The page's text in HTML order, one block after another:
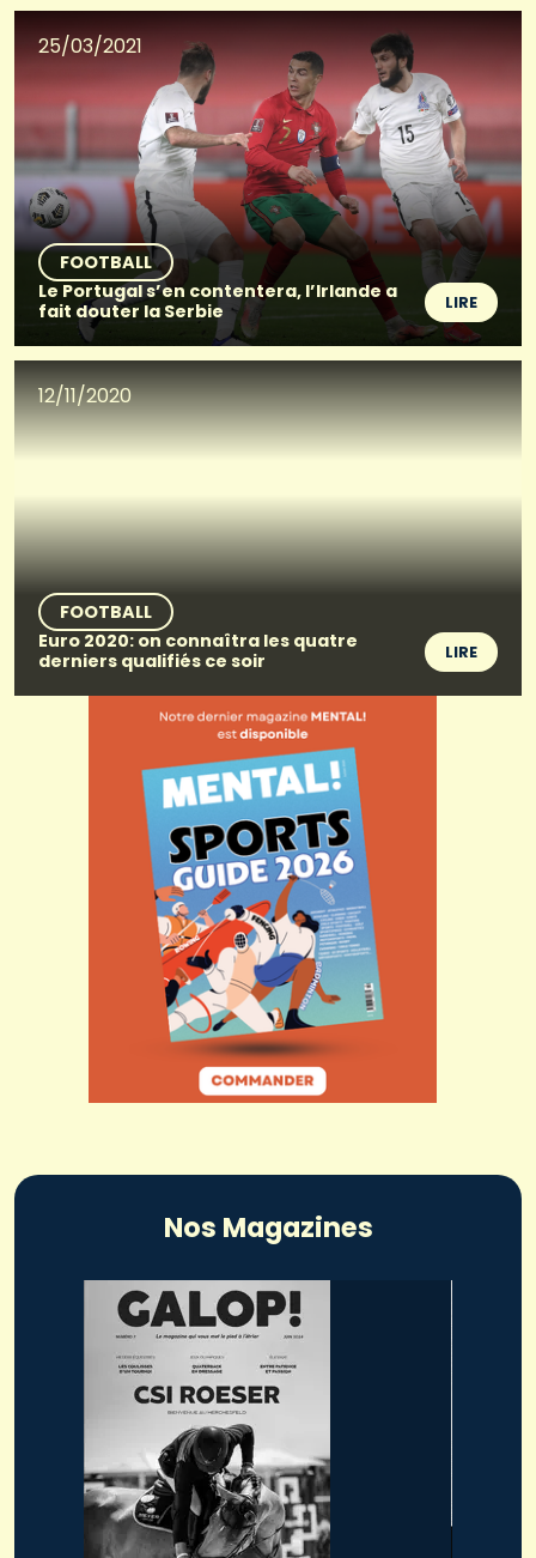
25/03/2021
FOOTBALL
Le Portugal s’en contentera, l’Irlande a
fait douter la Serbie
LIRE
12/11/2020
FOOTBALL
Euro 2020: on connaîtra les quatre
derniers qualifiés ce soir
LIRE
Nos Magazines